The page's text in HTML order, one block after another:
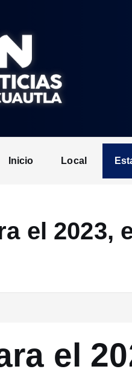
Inicio Local
el 2023,
el